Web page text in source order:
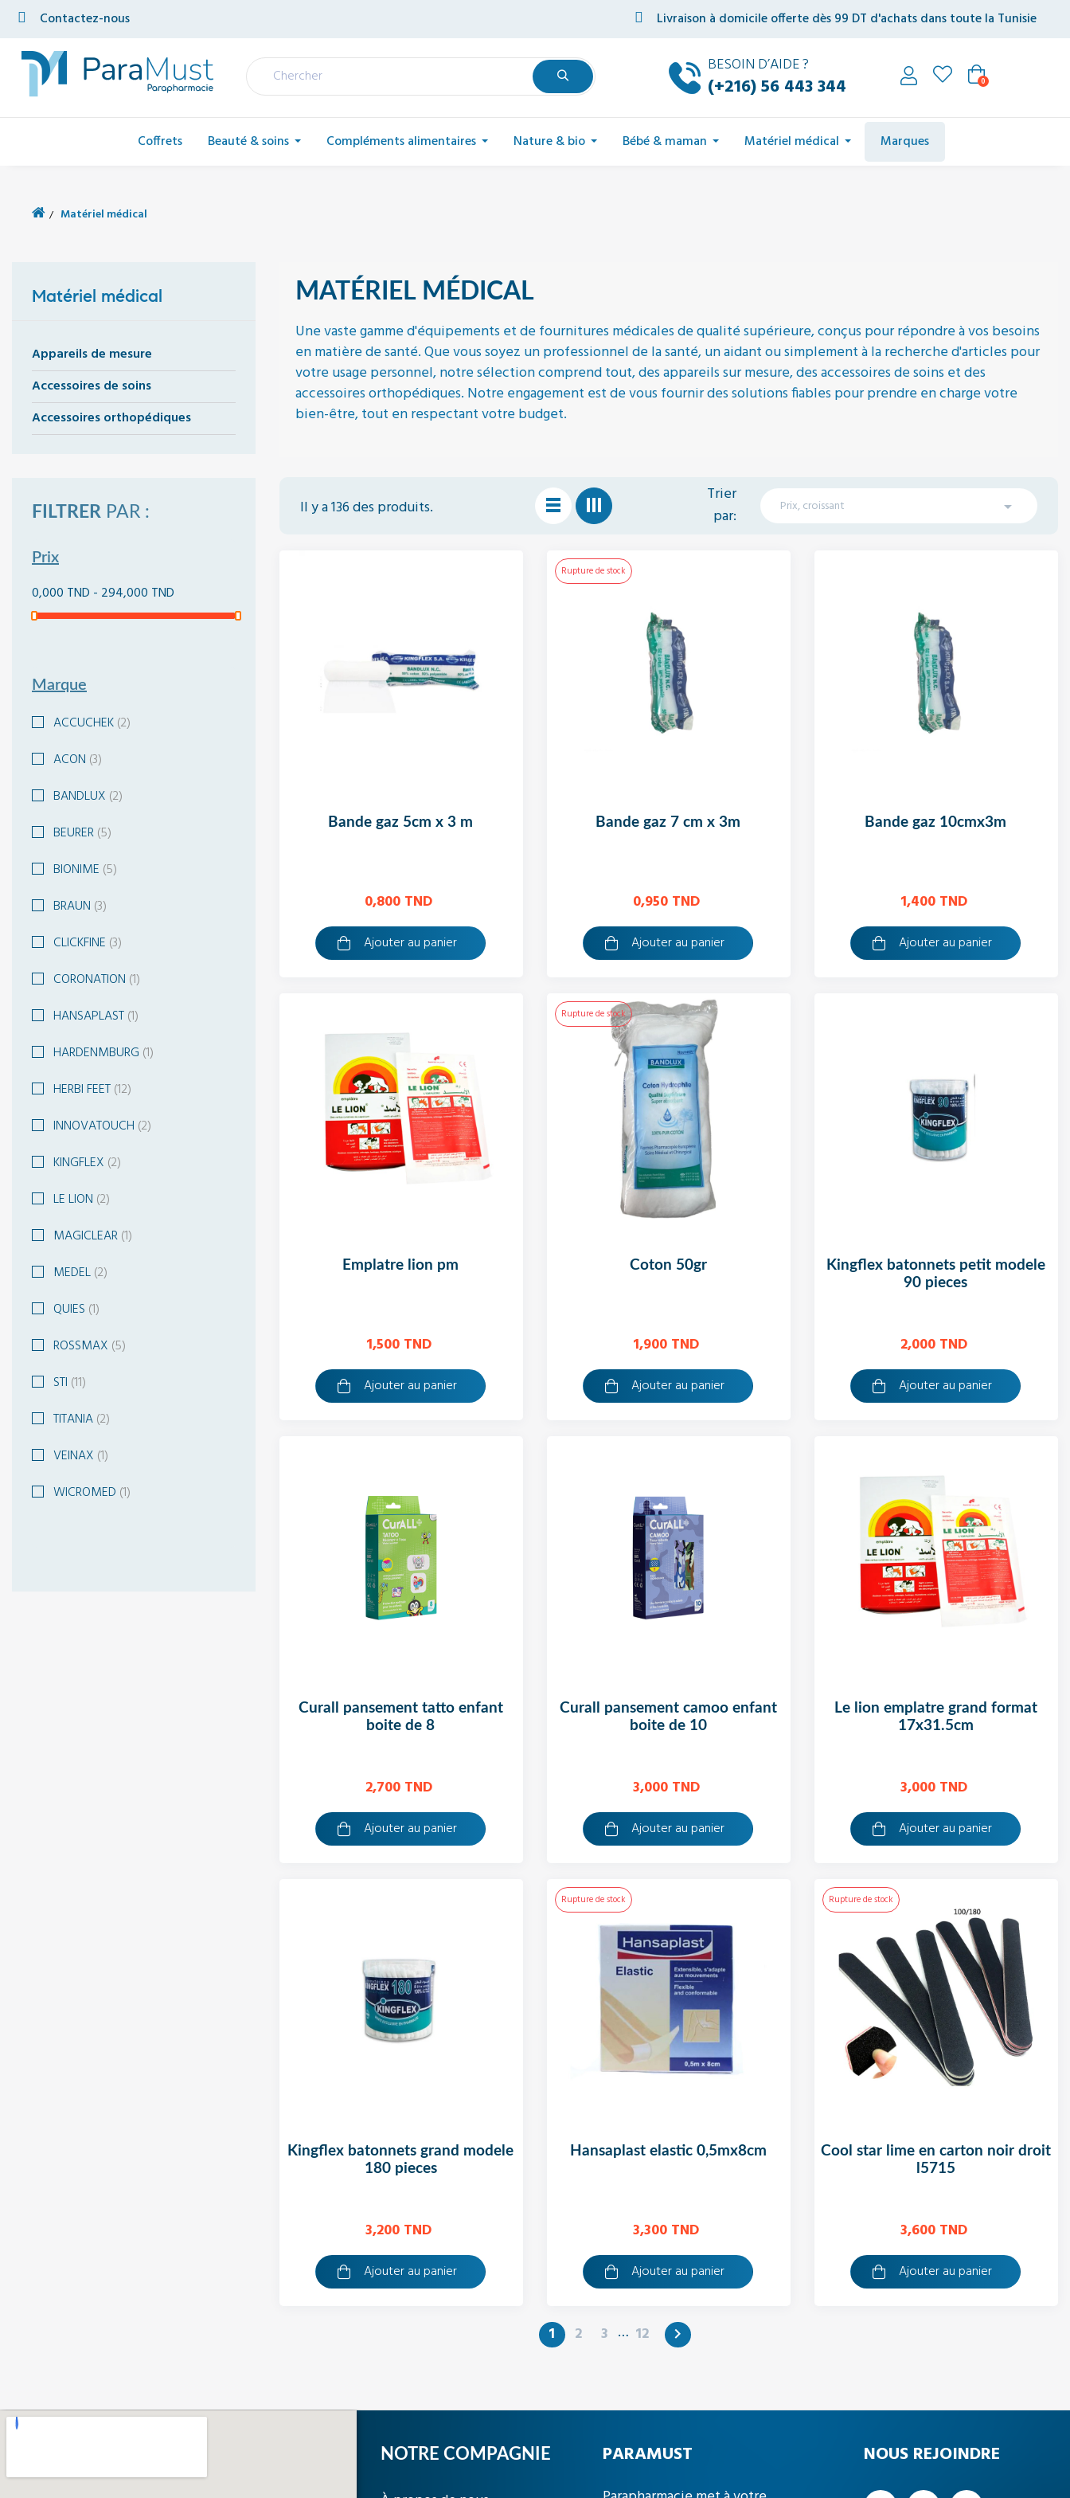
Contactez-nous Livraison à domicile offerte dès 99 DT d'achats dans toute la Tunisie
BESOIN D’AIDE ?
(+216) 56 443 344 0
Coffrets Beauté & soins Compléments alimentaires Nature & bio Bébé & maman Matériel médical Marques
Matériel médical
Matériel médical
Appareils de mesure
Accessoires de soins
Accessoires orthopédiques
FILTRER PAR :
Prix
0,000 TND - 294,000 TND
Marque
ACCUCHEK(2)
ACON (3)
BANDLUX (2)
BEURER(5)
BIONIME (5)
BRAUN (3)
CLICKFINE (3)
CORONATION (1)
HANSAPLAST(1)
HARDENMBURG (1)
HERBI FEET(12)
INNOVATOUCH (2)
KINGFLEX (2)
LE LION (2)
MAGICLEAR(1)
MEDEL(2)
QUIES (1)
ROSSMAX (5)
STI (11)
TITANIA(2)
VEINAX (1)
WICROMED (1)
MATÉRIEL MÉDICAL
Une vaste gamme d'équipements et de fournitures médicales de qualité supérieure, conçus pour répondre à vos besoins
en matière de santé. Que vous soyez un professionnel de la santé, un aidant ou simplement à la recherche d'articles pour
votre usage personnel, notre sélection comprend tout, des appareils sur mesure, des accessoires de soins et des
accessoires orthopédiques. Notre engagement est de vous fournir des solutions fiables pour prendre en charge votre
bien-être, tout en respectant votre budget.
Il y a 136 des produits.
Trier
par:
Prix, croissant 
bande gaz 5cm x 3 m
0,800 TND
Ajouter au panier
Rupture de stock
bande gaz 7 cm x 3m
0,950 TND
Ajouter au panier
bande gaz 10cmx3m
1,400 TND
Ajouter au panier
emplatre lion pm
1,500 TND
Ajouter au panier
Rupture de stock
coton 50gr
1,900 TND
Ajouter au panier
kingflex batonnets petit modele
90 pieces
2,000 TND
Ajouter au panier
curall pansement tatto enfant
boite de 8
2,700 TND
Ajouter au panier
curall pansement camoo enfant
boite de 10
3,000 TND
Ajouter au panier
le lion emplatre grand format
17x31.5cm
3,000 TND
Ajouter au panier
kingflex batonnets grand modele
180 pieces
3,200 TND
Ajouter au panier
Rupture de stock
hansaplast elastic 0,5mx8cm
3,300 TND
Ajouter au panier
Rupture de stock
cool star lime en carton noir droit
l5715
3,600 TND
Ajouter au panier
1 2 3 … 12 
NOTRE COMPAGNIE PARAMUST NOUS REJOINDRE